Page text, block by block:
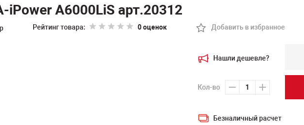
iPower A6000LiS арт.20312
Рейтинг товара: 0 оценок Добавить в избранное
Нашли дешевле?
Кол-во
Безналичный расчет